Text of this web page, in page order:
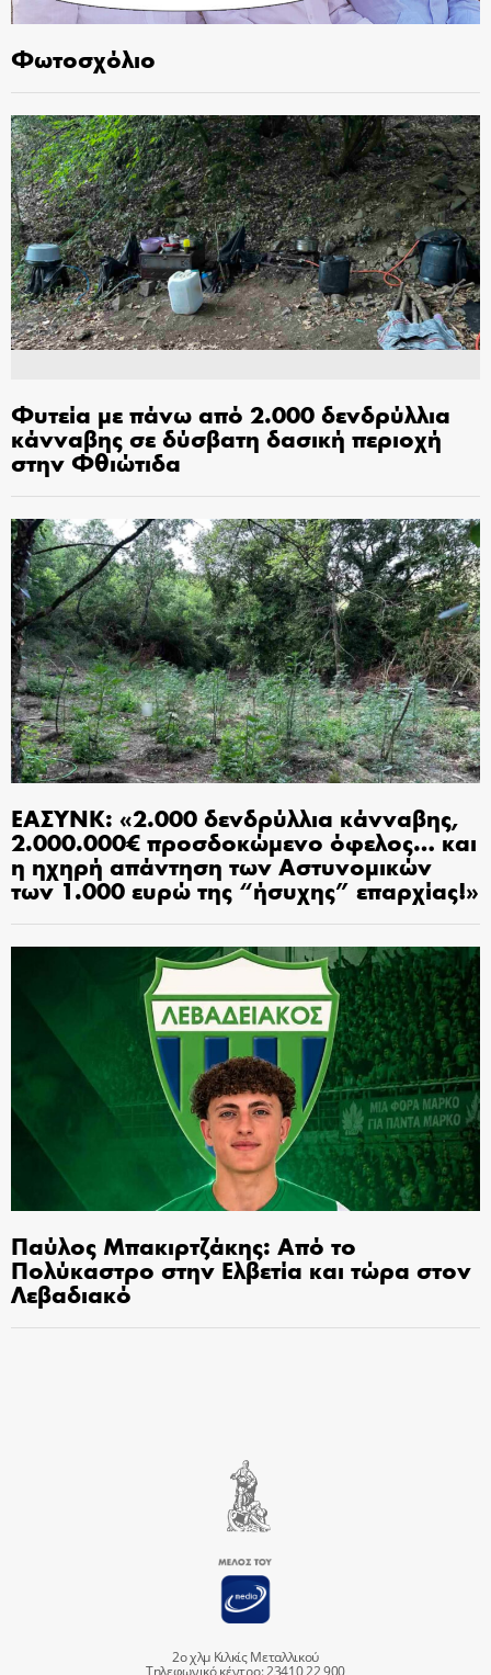
Φωτοσχόλιο
Φυτεία με πάνω από 2.000 δενδρύλλια
κάνναβης σε δύσβατη δασική περιοχή
στην Φθιώτιδα
ΕΑΣΥΝΚ: «2.000 δενδρύλλια κάνναβης,
2.000.000€ προσδοκώμενο όφελος… και
η ηχηρή απάντηση των Αστυνομικών
των 1.000 ευρώ της “ήσυχης” επαρχίας!»
Παύλος Μπακιρτζάκης: Από το
Πολύκαστρο στην Ελβετία και τώρα στον
Λεβαδιακό
2ο χλμ Κιλκίς Μεταλλικού
Τηλεφωνικό κέντρο: 23410 22 900